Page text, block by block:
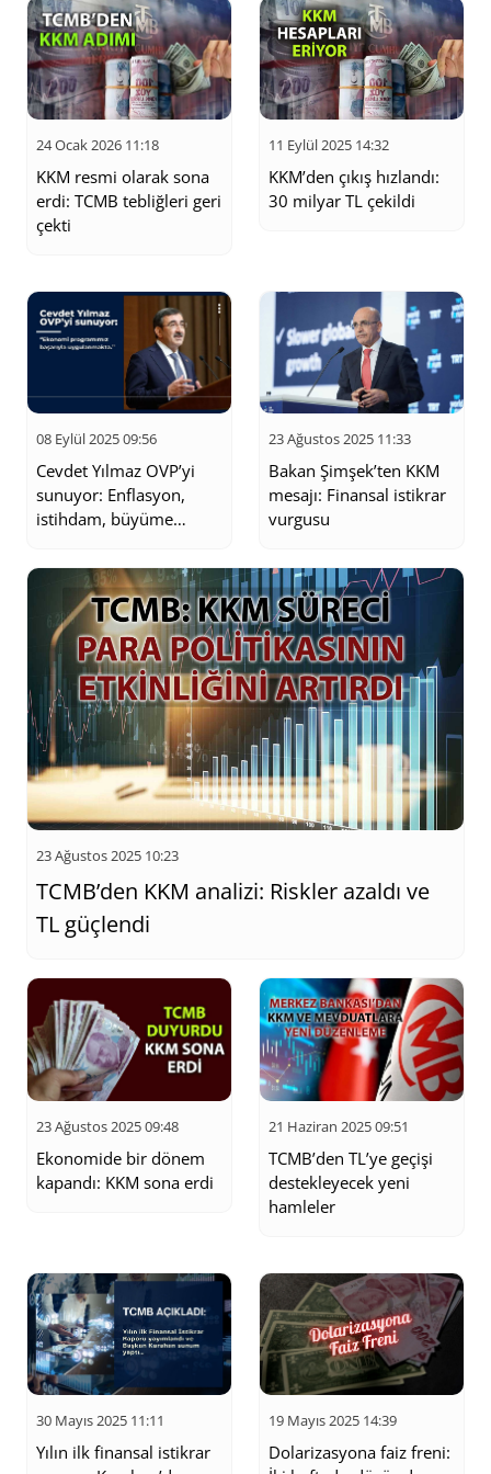
uzun vadede nasıl sonuç vereceği merak edilmektedir.
24 Ocak 2026 11:18
KKM resmi olarak sona
erdi: TCMB tebliğleri geri
çekti
11 Eylül 2025 14:32
KKM’den çıkış hızlandı:
30 milyar TL çekildi
08 Eylül 2025 09:56
Cevdet Yılmaz OVP’yi
sunuyor: Enflasyon,
istihdam, büyüme
23 Ağustos 2025 11:33
Bakan Şimşek’ten KKM
mesajı: Finansal istikrar
vurgusu
23 Ağustos 2025 10:23
TCMB’den KKM analizi: Riskler azaldı ve
TL güçlendi
23 Ağustos 2025 09:48
Ekonomide bir dönem
kapandı: KKM sona erdi
21 Haziran 2025 09:51
TCMB’den TL’ye geçişi
destekleyecek yeni
hamleler
30 Mayıs 2025 11:11
Yılın ilk finansal istikrar
19 Mayıs 2025 14:39
Dolarizasyona faiz freni: